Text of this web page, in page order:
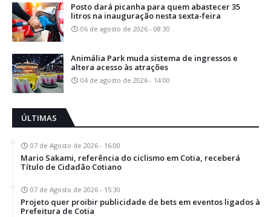
Posto dará picanha para quem abastecer 35
litros na inauguração nesta sexta-feira
06 de agosto de 2026 - 08:30
Animália Park muda sistema de ingressos e
altera acesso às atrações
04 de agosto de 2026 - 14:00
ÚLTIMAS
07 de Agosto de 2026 - 16:00
Mario Sakami, referência do ciclismo em Cotia, receberá
Título de Cidadão Cotiano
07 de Agosto de 2026 - 15:30
Projeto quer proibir publicidade de bets em eventos ligados à
Prefeitura de Cotia